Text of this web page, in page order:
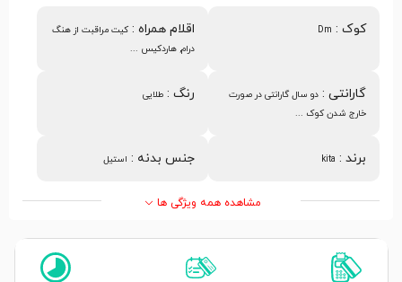
کوک :
Dm اقلام همراه :کیت مراقبت از هنگ
درام, هاردکیس ...
گارانتی : دو سال گارانتی در صورت
خارج شدن کوک ...
رنگ :طلایی
برند :
kita جنس بدنه : استیل
مشاهده همه ویژگی ها